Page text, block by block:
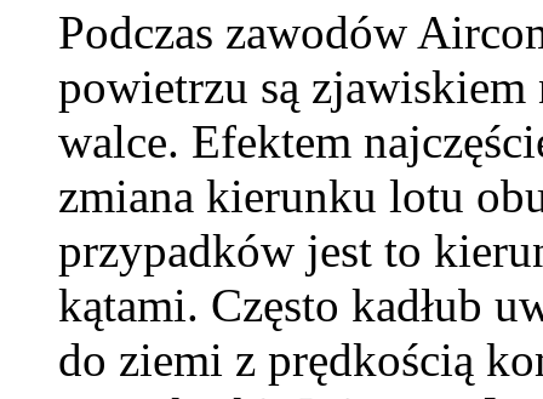
Podczas zawodów
powietrzu są
walce. Efektem
zmiana kierunku lotu
przypadków jest to
kątami. Często kadłub
do ziemi z prędkością